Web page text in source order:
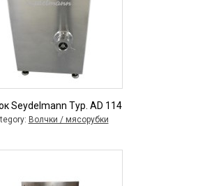
Seydelmann Typ. AD 114
Волчки / мясорубки